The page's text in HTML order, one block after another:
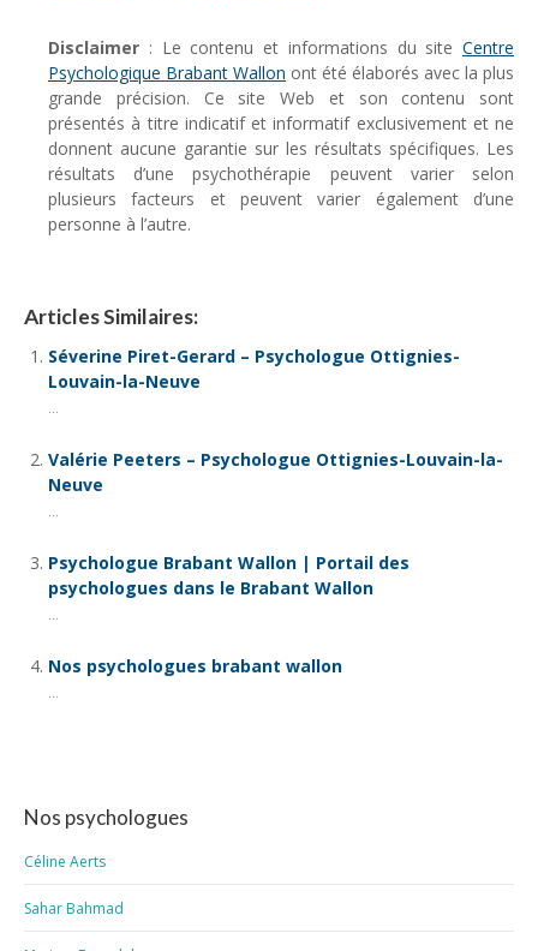
Disclaimer : Le contenu et informations du site Centre
Psychologique Brabant Wallon ont été élaborés avec la plus
grande précision. Ce site Web et son contenu sont
présentés à titre indicatif et informatif exclusivement et ne
donnent aucune garantie sur les résultats spécifiques. Les
résultats d’une psychothérapie peuvent varier selon
plusieurs facteurs et peuvent varier également d’une
personne à l’autre.
Articles Similaires:
Séverine Piret-Gerard – Psychologue Ottignies-
Louvain-la-Neuve
...
Valérie Peeters – Psychologue Ottignies-Louvain-la-
Neuve
...
Psychologue Brabant Wallon | Portail des
psychologues dans le Brabant Wallon
...
Nos psychologues brabant wallon
...
Nos psychologues
Céline Aerts
Sahar Bahmad